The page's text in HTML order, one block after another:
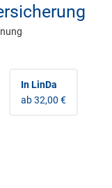
In LinDa
ab 32,00 €